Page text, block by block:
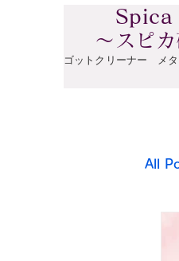
Spica
～スピ
ゴットクリーナー メ
All